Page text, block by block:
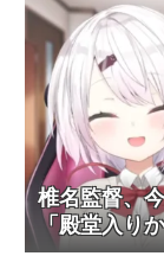
椎名監督、
「殿堂入り